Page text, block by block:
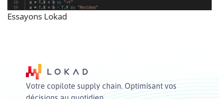
Essayons Lokad
Votre copilote supply chain. Optimisant vos